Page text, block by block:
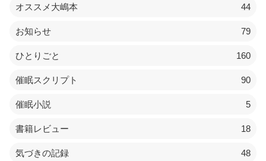
オススメ大嶋本 44
お知らせ 79
ひとりごと 160
催眠スクリプト 90
催眠小説 5
書籍レビュー 18
気づきの記録 48